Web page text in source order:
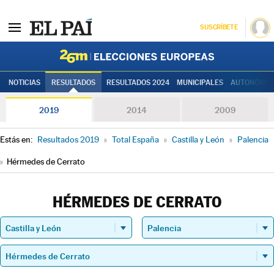
SUSCRÍBETE
NOTICIAS RESULTADOS RESULTADOS 2024 MUNICIPALES
2019 2014 2009
Estás en: Resultados 2019 » Total España » Castilla y León » Palencia
» Hérmedes de Cerrato
HÉRMEDES DE CERRATO